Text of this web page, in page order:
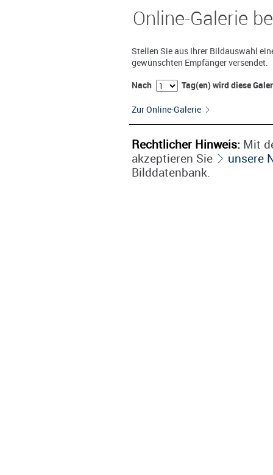
Online-Galerie
Stellen Sie aus Ihrer Bildauswahl
gewünschten Empfänger versendet.
Nach
Tag(en) wird diese
Zur Online-Galerie
Rechtlicher Hinweis: Mit
akzeptieren Sie
unsere
Bilddatenbank.